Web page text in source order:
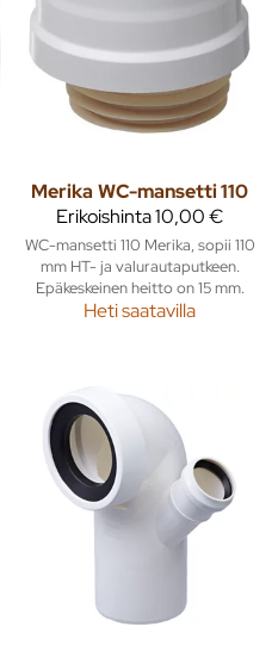
Merika WC-mansetti 110
Erikoishinta10,00 €
WC-mansetti 110 Merika, sopii 110
mm HT- ja valurautaputkeen.
Epäkeskeinen heitto on 15 mm.
Heti saatavilla